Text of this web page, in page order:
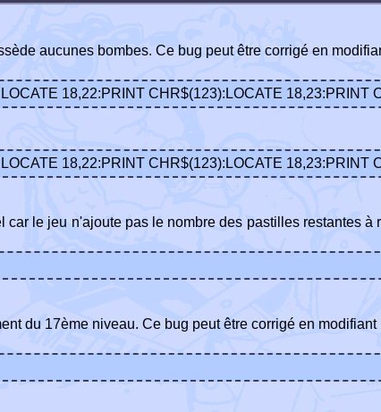
aucunes bombes. Ce bug peut être corrigé en
18,22:PRINT CHR$(123):LOCATE 18,23:PRINT
18,22:PRINT CHR$(123):LOCATE 18,23:PRINT
le jeu n'ajoute pas le nombre des pastilles restantes à
du 17ème niveau. Ce bug peut être corrigé en